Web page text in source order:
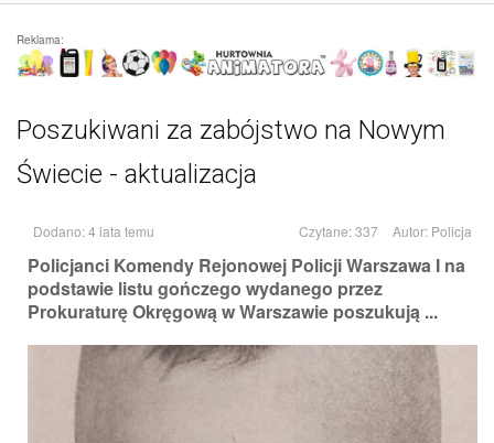
Reklama:
Poszukiwani za zabójstwo na Nowym
Świecie - aktualizacja
Dodano: 4 lata temu Czytane: 337 Autor: Policja
Policjanci Komendy Rejonowej Policji Warszawa I na
podstawie listu gończego wydanego przez
Prokuraturę Okręgową w Warszawie poszukują ...